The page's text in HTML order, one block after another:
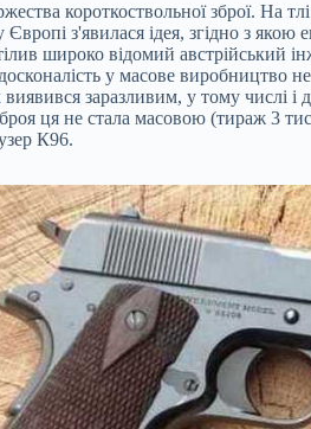
короткоствольної зброї. На
з'явилася ідея, згідно з якою
широко відомий австрійський
у масове
заразливим, у тому числі
ця не стала масовою (тираж 3
К96.